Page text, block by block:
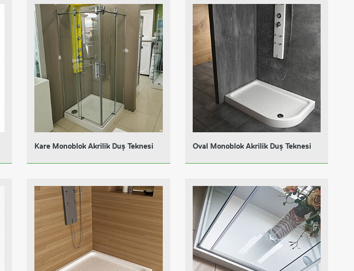
Kare Monoblok Akrilik Duş Teknesi Oval Monoblok Akrilik Duş Teknesi